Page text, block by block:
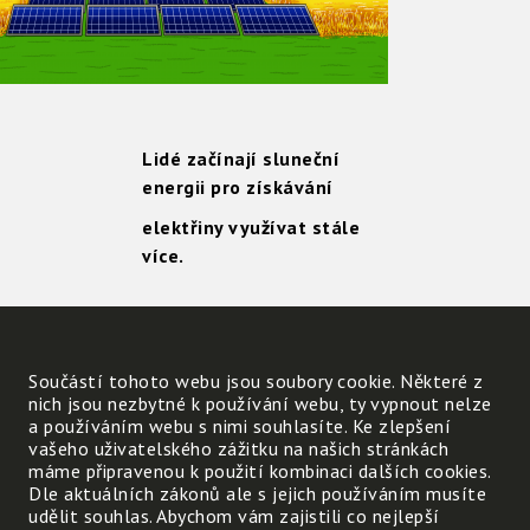
Lidé začínají sluneční
energii pro získávání
elektřiny využívat stále
více.
takové elektrárny na
úrodném poli je správné.
Součástí tohoto webu jsou soubory cookie. Některé z
nich jsou nezbytné k používání webu, ty vypnout nelze
a používáním webu s nimi souhlasíte. Ke zlepšení
vašeho uživatelského zážitku na našich stránkách
máme připravenou k použití kombinaci dalších cookies.
Dle aktuálních zákonů ale s jejich používáním musíte
udělit souhlas. Abychom vám zajistili co nejlepší